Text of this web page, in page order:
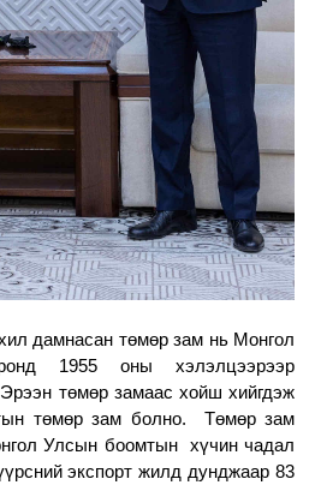
дамнасан төмөр зам нь Монгол
1955 оны хэлэлцээрээр
төмөр замаас хойш хийгдэж
төмөр зам болно. Төмөр зам
Улсын боомтын хүчин чадал
экспорт жилд дунджаар 83